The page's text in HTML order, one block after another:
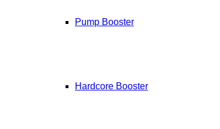
Pump Booster
Hardcore Booster